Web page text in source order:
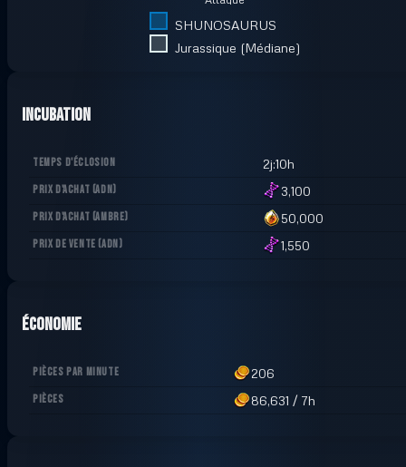
SHUNOSAURUS
Jurassique (Médiane)
Incubation
TEMPS D'ÉCLOSION 2j:10h
PRIX D'ACHAT (ADN) 3,100
PRIX D'ACHAT (AMBRE) 50,000
PRIX DE VENTE (ADN) 1,550
Économie
PIÈCES PAR MINUTE 206
PIÈCES 86,631 / 7h